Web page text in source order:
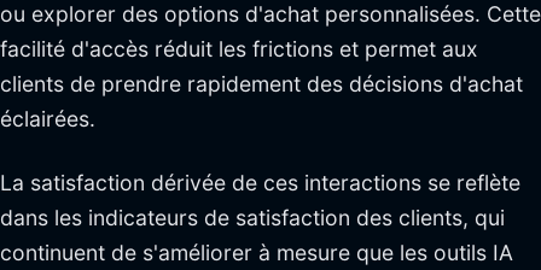
ou explorer des options d'achat personnalisées. Cette
facilité d'accès réduit les frictions et permet aux
clients de prendre rapidement des décisions d'achat
éclairées.
La satisfaction dérivée de ces interactions se reflète
dans les indicateurs de satisfaction des clients, qui
continuent de s'améliorer à mesure que les outils IA